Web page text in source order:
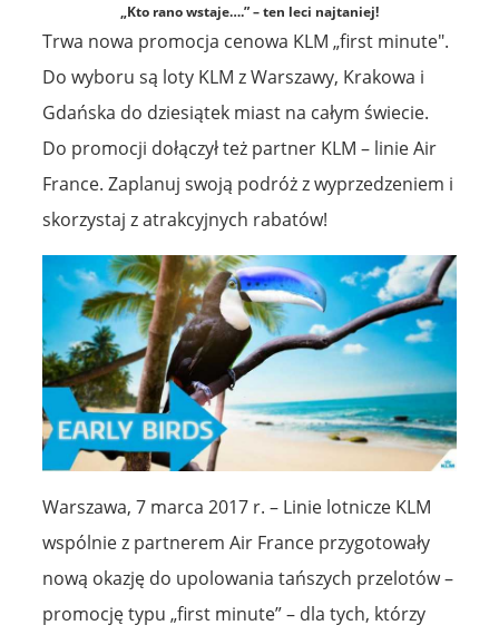
„Kto rano wstaje….” – ten leci najtaniej!
Trwa nowa promocja cenowa KLM „first minute".
Do wyboru są loty KLM z Warszawy, Krakowa i
Gdańska do dziesiątek miast na całym świecie.
Do promocji dołączył też partner KLM – linie Air
France. Zaplanuj swoją podróż z wyprzedzeniem i
skorzystaj z atrakcyjnych rabatów!
Warszawa, 7 marca 2017 r. – Linie lotnicze KLM
wspólnie z partnerem Air France przygotowały
nową okazję do upolowania tańszych przelotów –
promocję typu „first minute” – dla tych, którzy